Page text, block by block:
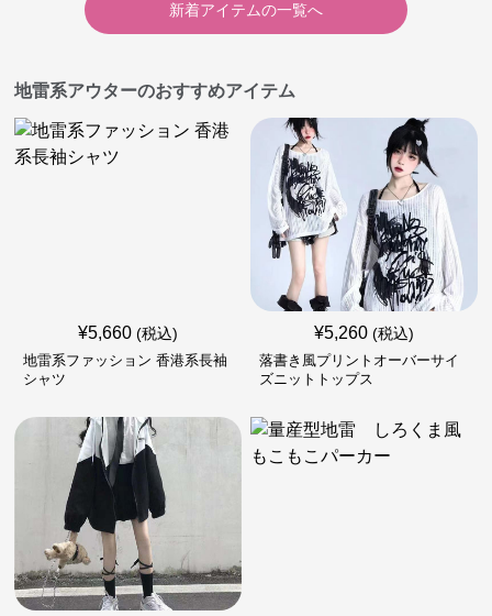
新着アイテムの一覧へ
地雷系アウターのおすすめアイテム
¥5,660 (税込)
地雷系ファッション 香港系長袖
シャツ
¥5,260 (税込)
落書き風プリントオーバーサイ
ズニットトップス